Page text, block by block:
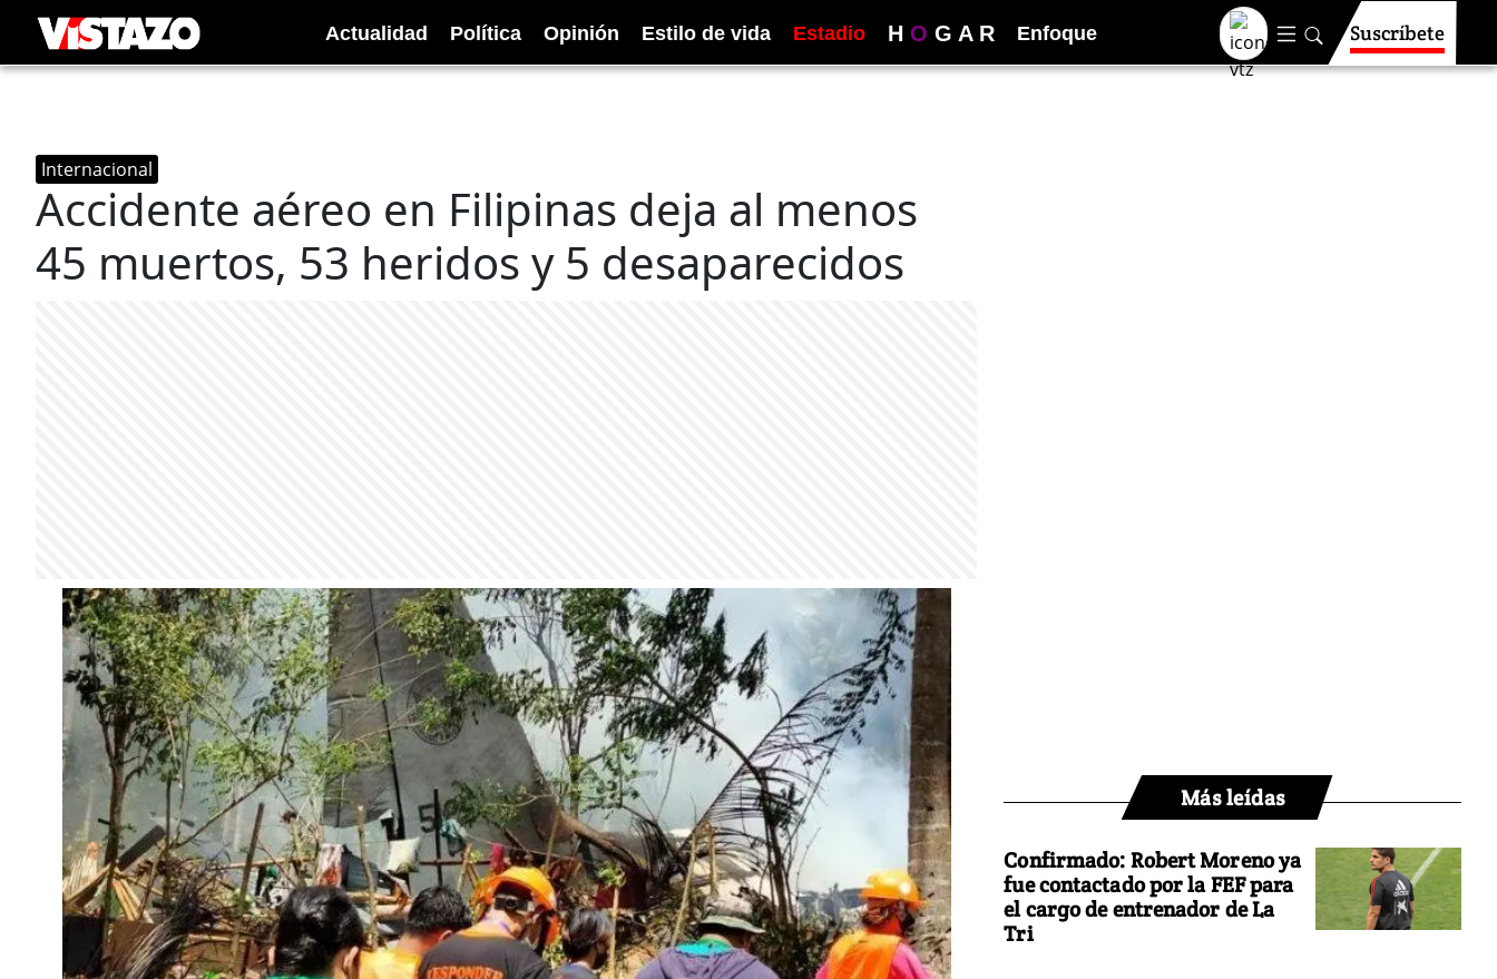
Actualidad Política Opinión Estilo de vida Estadio H O G A R Enfoque Suscríbete
Internacional
Accidente aéreo en Filipinas deja al menos
45 muertos, 53 heridos y 5 desaparecidos
Más leídas
Confirmado: Robert Moreno ya
fue contactado por la FEF para
el cargo de entrenador de La
Tri